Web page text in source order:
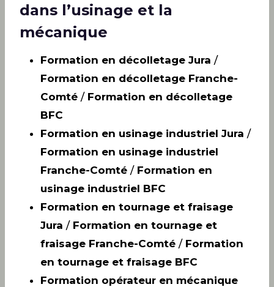
dans l’usinage et la
mécanique
Formation en décolletage Jura /
Formation en décolletage Franche-
Comté / Formation en décolletage
BFC
Formation en usinage industriel Jura /
Formation en usinage industriel
Franche-Comté / Formation en
usinage industriel BFC
Formation en tournage et fraisage
Jura / Formation en tournage et
fraisage Franche-Comté / Formation
en tournage et fraisage BFC
Formation opérateur en mécanique